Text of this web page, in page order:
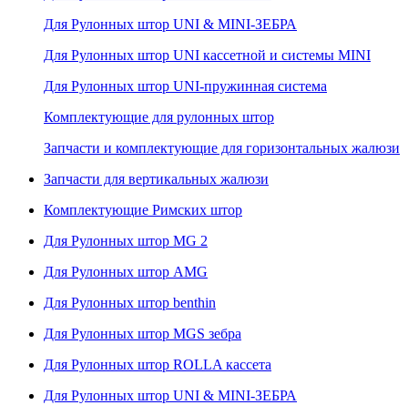
Для Рулонных штор UNI & MINI-ЗЕБРА
Для Рулонных штор UNI кассетной и системы MINI
Для Рулонных штор UNI-пружинная система
Комплектующие для рулонных штор
Запчасти и комплектующие для горизонтальных жалюзи
Запчасти для вертикальных жалюзи
Комплектующие Римских штор
Для Рулонных штор MG 2
Для Рулонных штор AMG
Для Рулонных штор benthin
Для Рулонных штор MGS зебра
Для Рулонных штор ROLLA кассета
Для Рулонных штор UNI & MINI-ЗЕБРА